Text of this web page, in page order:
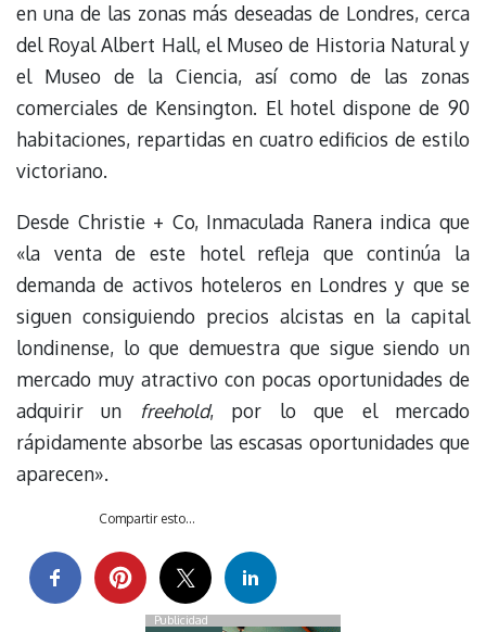
en una de las zonas más deseadas de Londres, cerca
del Royal Albert Hall, el Museo de Historia Natural y
el Museo de la Ciencia, así como de las zonas
comerciales de Kensington. El hotel dispone de 90
habitaciones, repartidas en cuatro edificios de estilo
victoriano.
Desde Christie + Co, Inmaculada Ranera indica que
«la venta de este hotel refleja que continúa la
demanda de activos hoteleros en Londres y que se
siguen consiguiendo precios alcistas en la capital
londinense, lo que demuestra que sigue siendo un
mercado muy atractivo con pocas oportunidades de
adquirir un freehold, por lo que el mercado
rápidamente absorbe las escasas oportunidades que
aparecen».
Compartir esto...
Publicidad